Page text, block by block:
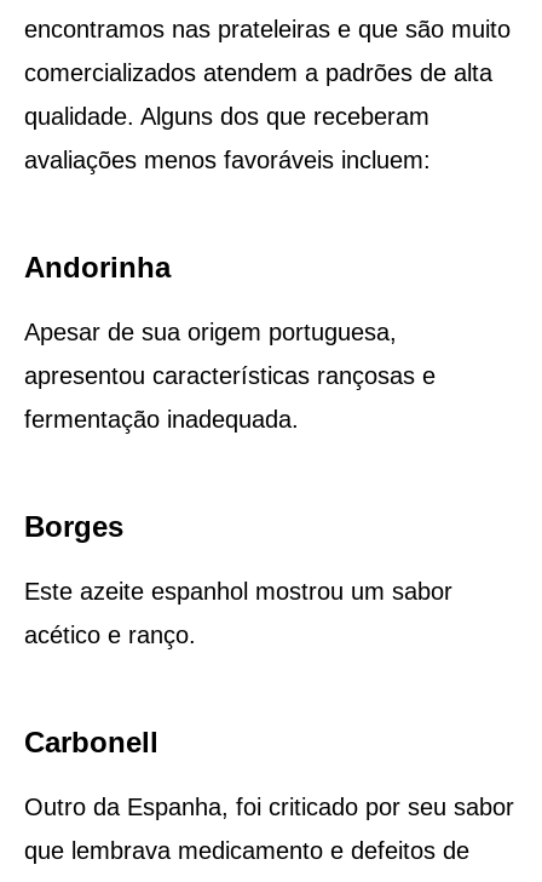
encontramos nas prateleiras e que são muito
comercializados atendem a padrões de alta
qualidade. Alguns dos que receberam
avaliações menos favoráveis incluem:
Andorinha
Apesar de sua origem portuguesa,
apresentou características rançosas e
fermentação inadequada.
Borges
Este azeite espanhol mostrou um sabor
acético e ranço.
Carbonell
Outro da Espanha, foi criticado por seu sabor
que lembrava medicamento e defeitos de